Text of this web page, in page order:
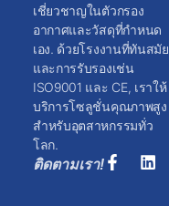
เชี่ยวชาญในตัวกรอง
อากาศและวัสดุที่กำหนด
เอง. ด้วยโรงงานที่ทันสมัย
และการรับรองเช่น
ISO9001 และ CE, เราให้
บริการโซลูชั่นคุณภาพสูง
สำหรับอุตสาหกรรมทั่ว
โลก.
ติดตามเรา!